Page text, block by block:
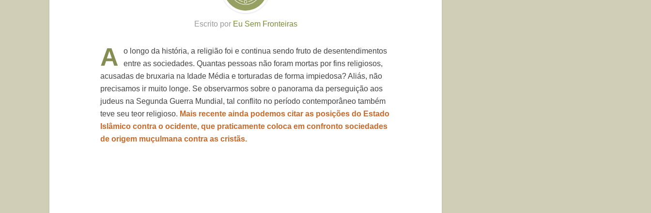
Escrito por Eu Sem Fronteiras
A
o longo da história, a religião foi e continua sendo fruto de desentendimentos
entre as sociedades. Quantas pessoas não foram mortas por fins religiosos,
acusadas de bruxaria na Idade Média e torturadas de forma impiedosa? Aliás, não
precisamos ir muito longe. Se observarmos sobre o panorama da perseguição aos
judeus na Segunda Guerra Mundial, tal conflito no período contemporâneo também
teve seu teor religioso. Mais recente ainda podemos citar as posições do Estado
Islâmico contra o ocidente, que praticamente coloca em confronto sociedades
de origem muçulmana contra as cristãs.